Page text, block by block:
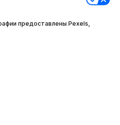
предоставлены Pexels,